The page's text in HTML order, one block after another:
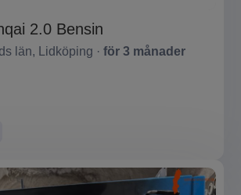
2.0 Bensin
län, Lidköping · för 3 månader